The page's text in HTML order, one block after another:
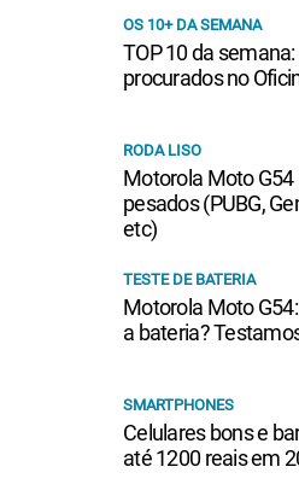
OS 10+ DA SEMANA
TOP 10 da
procurados no
RODA LISO
Motorola Moto G54
pesados (PUBG,
etc)
TESTE DE BATERIA
Motorola Moto
a bateria?
SMARTPHONES
Celulares bons e
até 1200 reais em